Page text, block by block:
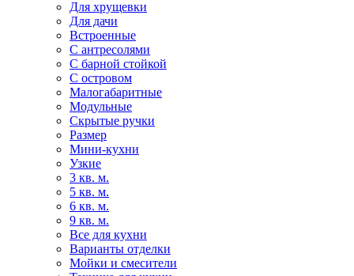
Для хрущевки
Для дачи
Встроенные
С антресолями
С барной стойкой
С островом
Малогабаритные
Модульные
Скрытые ручки
Размер
Мини-кухни
Узкие
3 кв. м.
5 кв. м.
6 кв. м.
9 кв. м.
Все для кухни
Варианты отделки
Мойки и смесители